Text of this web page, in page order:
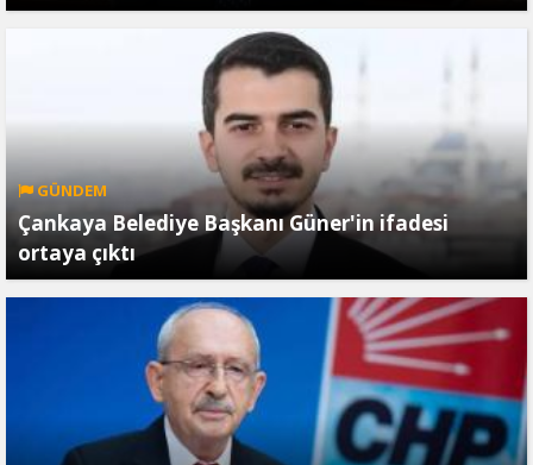
GÜNDEM
Çankaya Belediye Başkanı Güner'in ifadesi
ortaya çıktı